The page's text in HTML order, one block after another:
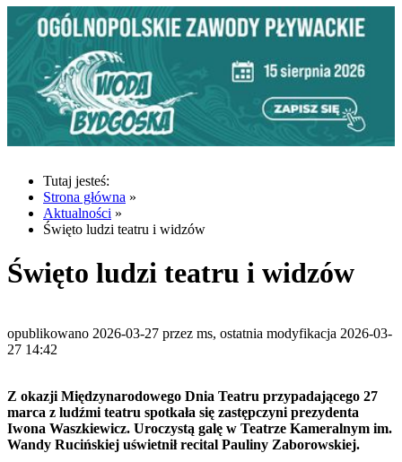
Tutaj jesteś:
Strona główna »
Aktualności »
Święto ludzi teatru i widzów
Święto ludzi teatru i widzów
opublikowano 2026-03-27 przez ms, ostatnia modyfikacja 2026-03-
27 14:42
Z okazji Międzynarodowego Dnia Teatru przypadającego 27
marca z ludźmi teatru spotkała się zastępczyni prezydenta
Iwona Waszkiewicz. Uroczystą galę w Teatrze Kameralnym im.
Wandy Rucińskiej uświetnił recital Pauliny Zaborowskiej.